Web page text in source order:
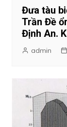
Đưa tàu
Trần Đề
Định An.
admin